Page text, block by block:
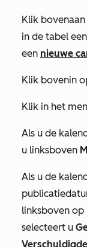
Klik
in de tabel
een nieuwe
Klik bovenin
Klik in het
Als u de
u linksboven
Als u de
linksboven op
selecteert u